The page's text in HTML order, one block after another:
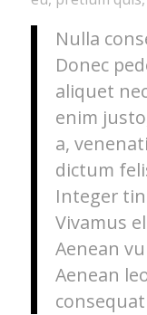
Nulla
Donec
aliquet
enim
a,
dictum
Integer
Vivamus
Aenean
Aenean